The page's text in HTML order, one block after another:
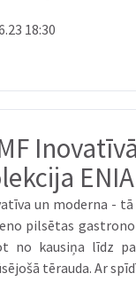
vīna garšas
18:30
ENIA
un moderna -
pilsētas
no kausiņa līdz pat
Ar spīdīgu apdari. Ar Cromargan® pārklājumu –